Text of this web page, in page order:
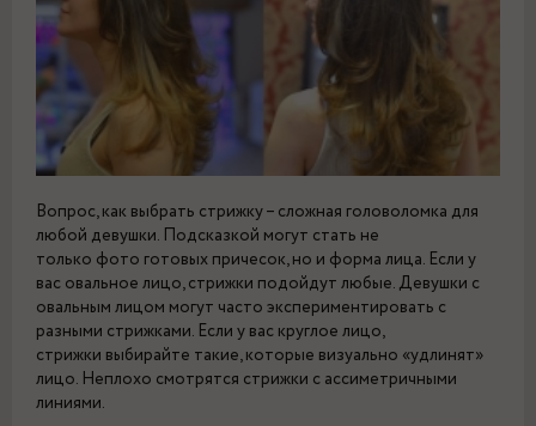
Вопрос, как выбрать стрижку – сложная головоломка для
любой девушки. Подсказкой могут стать не
только фото готовых причесок, но и форма лица. Если у
вас овальное лицо, стрижки подойдут любые. Девушки с
овальным лицом могут часто экспериментировать с
разными стрижками. Если у вас круглое лицо,
стрижки выбирайте такие, которые визуально «удлинят»
лицо. Неплохо смотрятся стрижки с ассиметричными
линиями.